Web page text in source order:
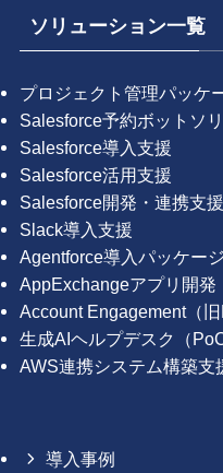
ソリューション一覧
プロジェクト管理パッケ
Salesforce予約ボットソ
Salesforce導入支援
Salesforce活用支援
Salesforce開発・連携支援
Slack導入支援
Agentforce導入パッケージ
AppExchangeアプリ開発
Account Engagement（
生成AIヘルプデスク（PoC
AWS連携システム構築支
導入事例